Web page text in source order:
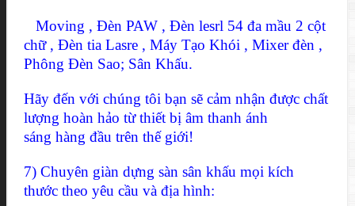
Moving , Đèn PAW , Đèn lesrl 54 đa mầu 2 cột
chữ , Đèn tia Lasre , Máy Tạo Khói , Mixer đèn ,
Phông Đèn Sao; Sân Khấu.
Hãy đến với chúng tôi bạn sẽ cảm nhận được chất
lượng hoàn hảo từ thiết bị âm thanh ánh
sáng hàng đầu trên thế giới!
7) Chuyên giàn dựng sàn sân khấu mọi kích
thước theo yêu cầu và địa hình: